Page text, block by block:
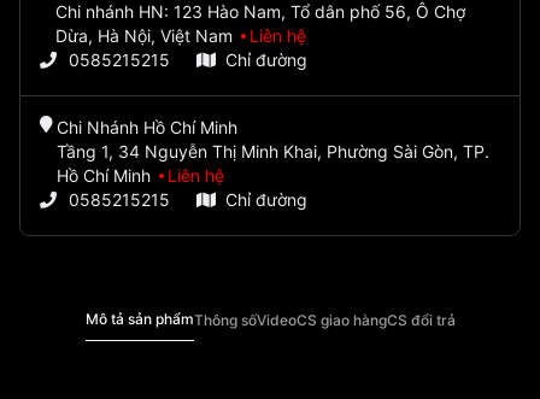
Chi nhánh HN: 123 Hào Nam, Tổ dân phố 56, Ô Chợ
Dừa, Hà Nội, Việt Nam
Liên hệ
0585215215
Chỉ đường
Chi Nhánh Hồ Chí Minh
Tầng 1, 34 Nguyễn Thị Minh Khai, Phường Sài Gòn, TP.
Hồ Chí Minh
Liên hệ
0585215215
Chỉ đường
Mô tả sản phẩmThông sốVideoCS giao hàngCS đổi trả